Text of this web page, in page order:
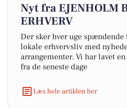
Nyt fra EJENHOLM
ERHVERV
Der sker hver uge
lokale erhvervsliv med
arrangementer. Vi har lavet
fra de seneste dage
Læs hele artiklen her